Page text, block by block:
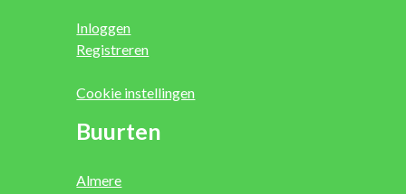
Inloggen
Registreren
Cookie instellingen
Buurten
Almere